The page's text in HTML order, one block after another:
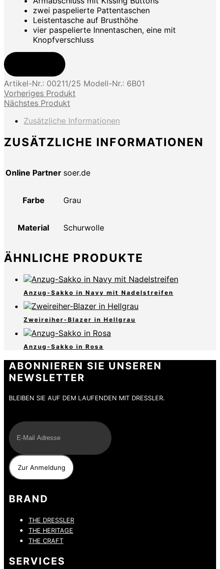
zwei paspelierte Pattentaschen
Leistentasche auf Brusthöhe
vier paspelierte Innentaschen, eine mit
Knopfverschluss
Artikel-Nr.: 00211/25 Modell-Nr.: 6B01
Vorheriges Produkt
Nächstes Produkt
Zusätzliche Informationen
ZUSÄTZLICHE INFORMATIONEN
Online Partner soer.de
Farbe Grau
Material Schurwolle
ÄHNLICHE PRODUKTE
Anzug-Sakko in Navy mit Nadelstreifen
Zweireiher-Blazer in Hellgrau
Anzug-Sakko in Rosa
ABONNIEREN SIE UNSEREN
NEWSLETTER
BLEIBEN SIE AUF DEM LAUFENDEN MIT DRESSLER.
BRAND
THE DRESSLER
THE HERITAGE
THE CRAFT
SERVICES